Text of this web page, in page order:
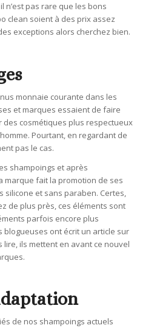
n’est pas rare que les bons
clean soient à des prix assez
exceptions alors cherchez bien.
monnaie courante dans les
et marques essaient de faire
cosmétiques plus respectueux
Pourtant, en regardant de
pas le cas.
shampoings et après
marque fait la promotion de ses
silicone et sans paraben. Certes,
de plus près, ces éléments sont
parfois encore plus
blogueuses ont écrit un article sur
lire, ils mettent en avant ce nouvel
de nos shampoings actuels